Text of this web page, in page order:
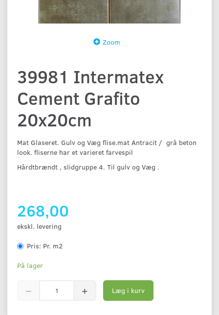
Zoom
39981 Intermatex
Cement Grafito
20x20cm
Mat Glaseret. Gulv og Væg flise.mat Antracit / grå beton
look. fliserne har et varieret farvespil
Hårdtbrændt , slidgruppe 4. Til gulv og Væg .
268,00
ekskl. levering
Pris: Pr. m2
På lager
Læg i kurv